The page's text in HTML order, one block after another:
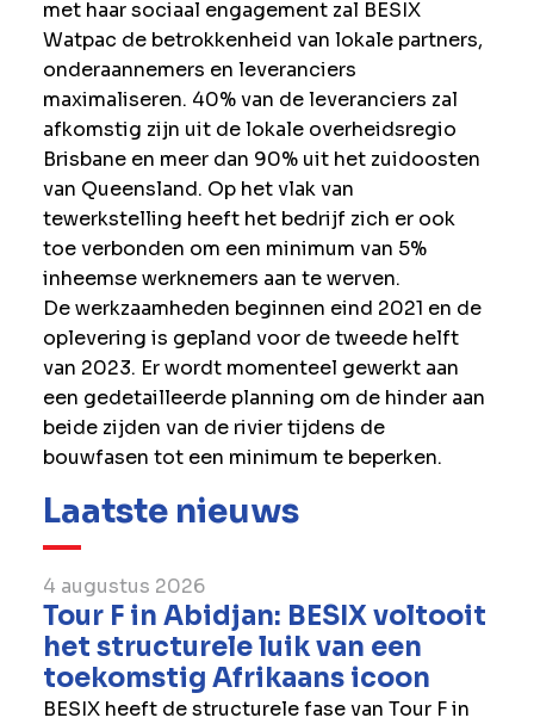
met haar sociaal engagement zal BESIX
Watpac de betrokkenheid van lokale partners,
onderaannemers en leveranciers
maximaliseren. 40% van de leveranciers zal
afkomstig zijn uit de lokale overheidsregio
Brisbane en meer dan 90% uit het zuidoosten
van Queensland. Op het vlak van
tewerkstelling heeft het bedrijf zich er ook
toe verbonden om een minimum van 5%
inheemse werknemers aan te werven.
De werkzaamheden beginnen eind 2021 en de
oplevering is gepland voor de tweede helft
van 2023. Er wordt momenteel gewerkt aan
een gedetailleerde planning om de hinder aan
beide zijden van de rivier tijdens de
bouwfasen tot een minimum te beperken.
Laatste nieuws
4 augustus 2026
Tour F in Abidjan: BESIX voltooit
het structurele luik van een
toekomstig Afrikaans icoon
BESIX heeft de structurele fase van Tour F in